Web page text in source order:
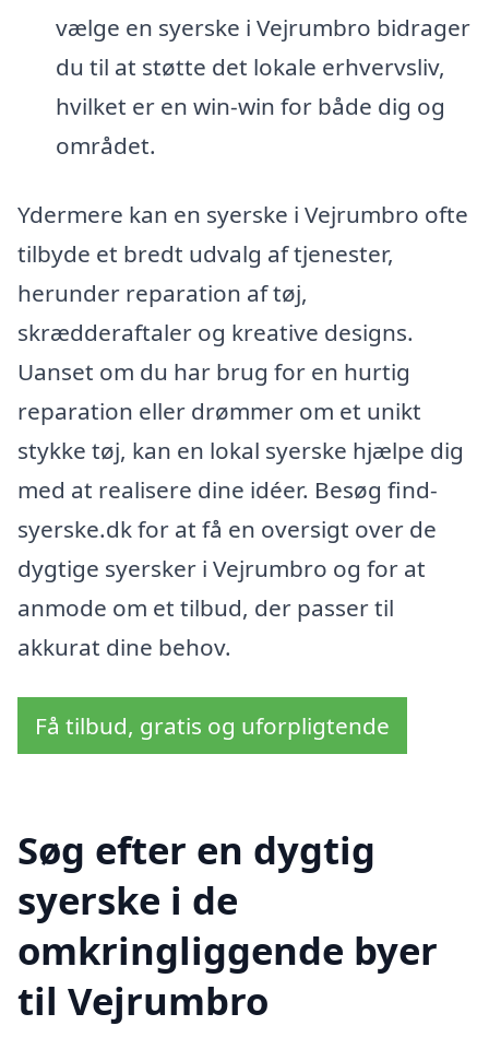
vælge en syerske i Vejrumbro bidrager
du til at støtte det lokale erhvervsliv,
hvilket er en win-win for både dig og
området.
Ydermere kan en syerske i Vejrumbro ofte
tilbyde et bredt udvalg af tjenester,
herunder reparation af tøj,
skrædderaftaler og kreative designs.
Uanset om du har brug for en hurtig
reparation eller drømmer om et unikt
stykke tøj, kan en lokal syerske hjælpe dig
med at realisere dine idéer. Besøg find-
syerske.dk for at få en oversigt over de
dygtige syersker i Vejrumbro og for at
anmode om et tilbud, der passer til
akkurat dine behov.
Få tilbud, gratis og uforpligtende
Søg efter en dygtig
syerske i de
omkringliggende byer
til Vejrumbro